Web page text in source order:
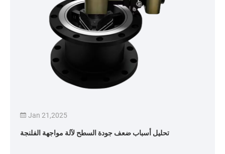
Jan 21,2025
تحليل أسباب ضعف جودة السطح لآلة مواجهة الفلنجة